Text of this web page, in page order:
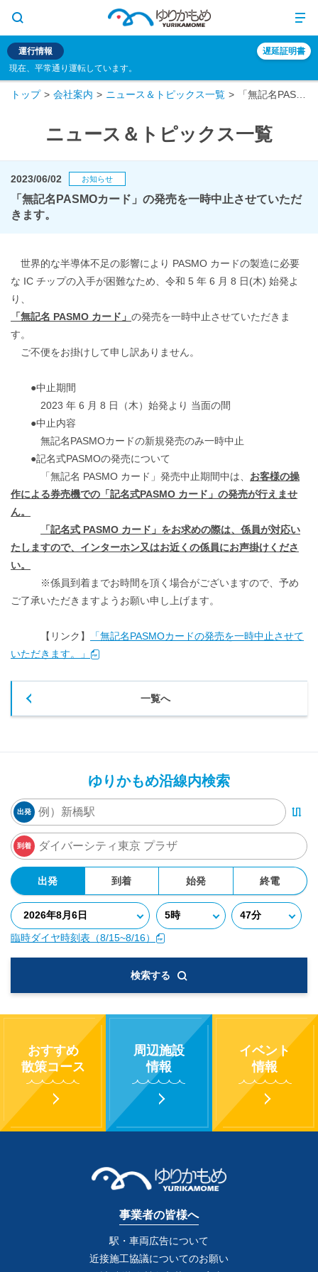
運行情報
現在、平常通り運転しています。
遅延証明書
トップ 会社案内 ニュース＆トピックス一覧
ニュース＆トピックス一覧
2023/06/02 お知らせ
「無記名PASMOカード」の発売を一時中止させていただ
きます。
世界的な半導体不足の影響により PASMO カードの製造に必要
な IC チップの入手が困難なため、令和 5 年 6 月 8 日(木) 始発よ
り、
「無記名 PASMO カード」 の発売を一時中止させていただきま
す。
ご不便をお掛けして申し訳ありません。
●中止期間
2023 年 6 月 8 日（木）始発より 当面の間
●中止内容
無記名PASMOカードの新規発売のみ一時中止
●記名式PASMOの発売について
「無記名 PASMO カード」発売中止期間中は、 お客様の操
作による券売機での「記名式PASMO カード」の発売が行えませ
ん。
「記名式 PASMO カード」をお求めの際は、係員が対応い
たしますので、インターホン又 はお近くの係員にお声掛けくださ
い。
※係員到着までお時間を頂く場合がございますので、予め
ご了承いただきますようお願い申し上げます。
【リンク】
「無記名PASMOカードの発売を一時中止させて
いただきます。」
一覧へ
ゆりかもめ沿線内検索
出発
到着
出発 到着 始発 終電
臨時ダイヤ時刻表（8/15~8/16）
検索する
おすすめ
散策コース
周辺施設
情報
イベント
情報
事業者の皆様へ
駅・車両広告について
近接施工協議についてのお願い